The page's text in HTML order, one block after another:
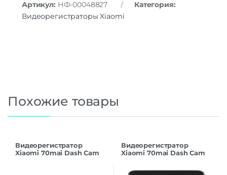
Артикул: НФ-00048827
Категория:
Видеорегистраторы Xiaomi
Похожие товары
Видеорегистратор
Xiaomi 70mai Dash Cam
Видеорегистратор
Xiaomi 70mai Dash Cam